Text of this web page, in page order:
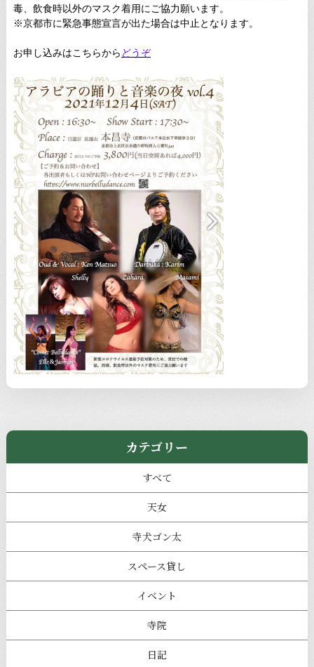
毒、飲食時以外のマスク着用にご協力願います。
※京都市に緊急事態宣言が出た場合は中止となります。
お申し込みはこちらから どうぞ
カテゴリー
すべて
天女
寺犬ゴン太
スペース貸し
イベント
寺院
日記